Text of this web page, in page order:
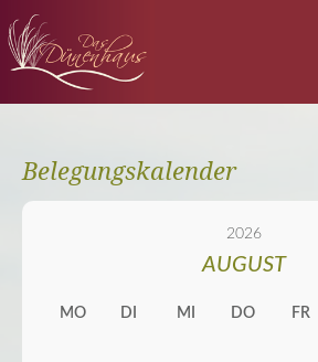
Belegungskalender
2026
AUGUST
MO DI MI DO FR